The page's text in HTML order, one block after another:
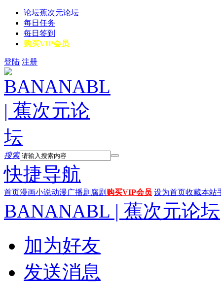
论坛蕉次元论坛
每日任务
每日签到
购买VIP会员
登陆 注册
搜索
快捷导航
首页漫画小说动漫广播剧 腐剧 购买VIP会员 设为首页收藏本站
BANANABL | 蕉次元论坛
加为好友
发送消息